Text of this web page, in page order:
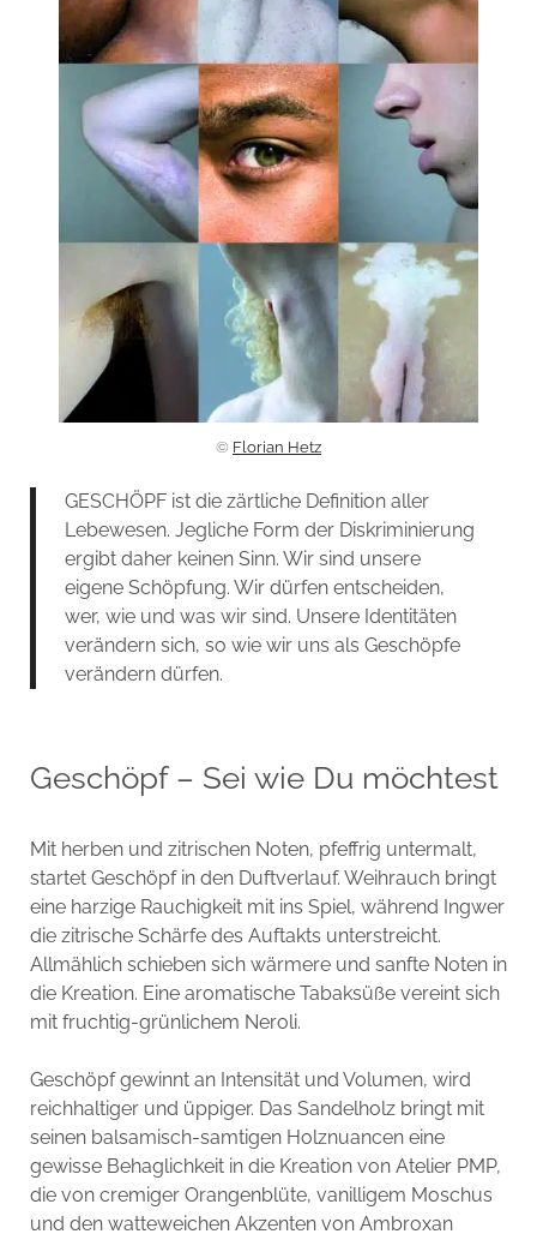
© Florian Hetz
GESCHÖPF ist die zärtliche Definition aller
Lebewesen. Jegliche Form der Diskriminierung
ergibt daher keinen Sinn. Wir sind unsere
eigene Schöpfung. Wir dürfen entscheiden,
wer, wie und was wir sind. Unsere Identitäten
verändern sich, so wie wir uns als Geschöpfe
verändern dürfen.
Geschöpf – Sei wie Du möchtest
Mit herben und zitrischen Noten, pfeffrig untermalt,
startet Geschöpf in den Duftverlauf. Weihrauch bringt
eine harzige Rauchigkeit mit ins Spiel, während Ingwer
die zitrische Schärfe des Auftakts unterstreicht.
Allmählich schieben sich wärmere und sanfte Noten in
die Kreation. Eine aromatische Tabaksüße vereint sich
mit fruchtig-grünlichem Neroli.
Geschöpf gewinnt an Intensität und Volumen, wird
reichhaltiger und üppiger. Das Sandelholz bringt mit
seinen balsamisch-samtigen Holznuancen eine
gewisse Behaglichkeit in die Kreation von Atelier PMP,
die von cremiger Orangenblüte, vanilligem Moschus
und den watteweichen Akzenten von Ambroxan